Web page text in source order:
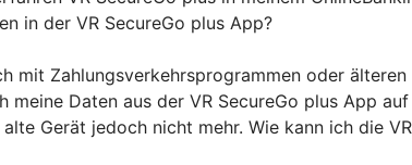
in der VR SecureGo plus App?
mit Zahlungsverkehrsprogrammen oder älteren
meine Daten aus der VR SecureGo plus App
Gerät jedoch nicht mehr. Wie kann ich die